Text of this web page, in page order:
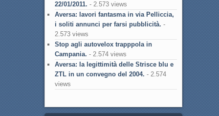
22/01/2011. - 2.573 views
Aversa: lavori fantasma in via Pelliccia,
i soliti annunci per farsi pubblicità. -
2.573 views
Stop agli autovelox trapppola in
Campania. - 2.574 views
Aversa: la legittimità delle Strisce blu e
ZTL in un convegno del 2004. - 2.574
views